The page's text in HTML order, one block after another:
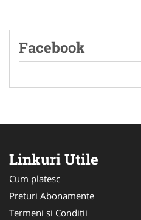
Facebook
Linkuri Utile
Cum platesc
Preturi Abonamente
Termeni si Conditii